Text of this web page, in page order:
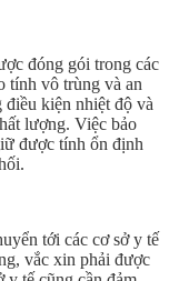
đóng gói trong các
tính vô trùng và an
kiện nhiệt độ và
lượng. Việc bảo
được tính ổn định
tới các cơ sở y tế
vắc xin phải được